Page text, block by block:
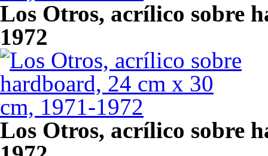
Los Otros, acrílico sobre
1972
Los Otros, acrílico sobre